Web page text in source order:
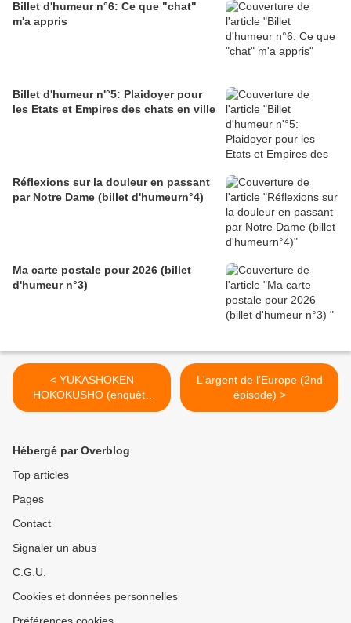
Billet d'humeur n°6: Ce que "chat"
m'a appris
Billet d'humeur n'°5: Plaidoyer pour
les Etats et Empires des chats en ville
Réflexions sur la douleur en passant
par Notre Dame (billet d'humeurn°4)
Ma carte postale pour 2026 (billet
d'humeur n°3)
< YUKASHOKEN
HOKOKUSHO (enquête
4ème épisode)
L'argent de l'Europe (2nd
épisode) >
Hébergé par Overblog
Top articles
Pages
Contact
Signaler un abus
C.G.U.
Cookies et données personnelles
Préférences cookies